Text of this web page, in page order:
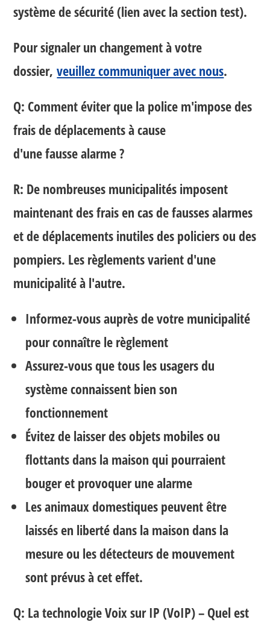
système de sécurité (lien avec la section test).
Pour signaler un changement à votre
dossier,veuillez communiquer avec nous.
Q: Comment éviter que la police m'impose des
frais de déplacements à cause
d'une fausse alarme ?
R: De nombreuses municipalités imposent
maintenant des frais en cas de fausses alarmes
et de déplacements inutiles des policiers ou des
pompiers. Les règlements varient d'une
municipalité à l'autre.
Informez-vous auprès de votre municipalité
pour connaître le règlement
Assurez-vous que tous les usagers du
système connaissent bien son
fonctionnement
Évitez de laisser des objets mobiles ou
flottants dans la maison qui pourraient
bouger et provoquer une alarme
Les animaux domestiques peuvent être
laissés en liberté dans la maison dans la
mesure ou les détecteurs de mouvement
sont prévus à cet effet.
Q: La technologie Voix sur IP (VoIP) – Quel est